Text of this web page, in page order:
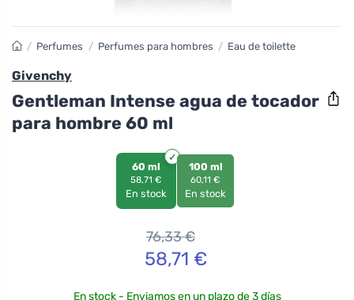
/ Perfumes / Perfumes para hombres / Eau de toilette
Givenchy
Gentleman Intense agua de tocador
para hombre 60 ml
60 ml
58,71 €
En stock
100 ml
60,11 €
En stock
76,33€
58,71 €
En stock - Enviamos en un plazo de 3 días